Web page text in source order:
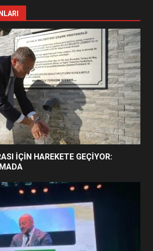
YENİ YÖNETİM NASIL
ŞEKİLLENDİ?
AYVALIK SU MİRASI İÇİN
HAREKETE GEÇİYOR: GÖZLER
BULUŞMADA
ESA 2026’DA TÜRK BAHARATI
NEYİ TEMSİL ETTİ?
EİB’DE KRİTİK ATAMA:
SÜRDÜRÜLEBİLİRLİKTE NE
DEĞİŞECEK?
İÇİN HAREKETE GEÇİYOR: